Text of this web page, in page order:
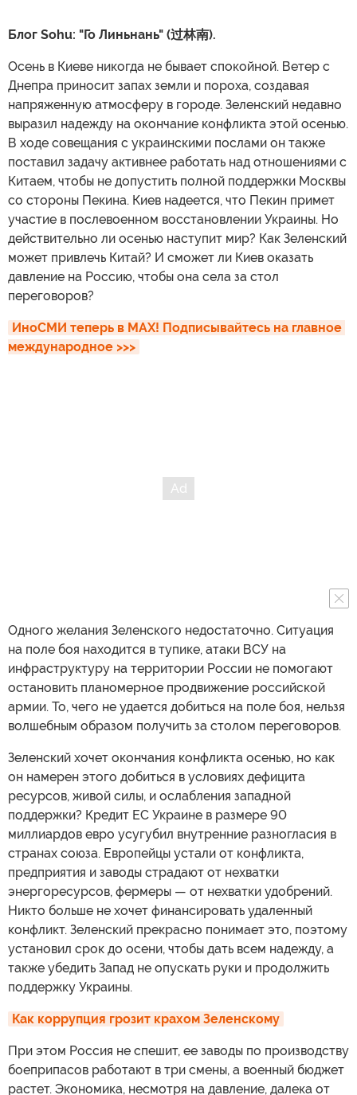
Блог Sohu: "Го Линьнань" (过林南).
Осень в Киеве никогда не бывает спокойной. Ветер с
Днепра приносит запах земли и пороха, создавая
напряженную атмосферу в городе. Зеленский недавно
выразил надежду на окончание конфликта этой осенью.
В ходе совещания с украинскими послами он также
поставил задачу активнее работать над отношениями с
Китаем, чтобы не допустить полной поддержки Москвы
со стороны Пекина. Киев надеется, что Пекин примет
участие в послевоенном восстановлении Украины. Но
действительно ли осенью наступит мир? Как Зеленский
может привлечь Китай? И сможет ли Киев оказать
давление на Россию, чтобы она села за стол
переговоров?
ИноСМИ теперь в MAX! Подписывайтесь на главное
международное >>>
Одного желания Зеленского недостаточно. Ситуация
на поле боя находится в тупике, атаки ВСУ на
инфраструктуру на территории России не помогают
остановить планомерное продвижение российской
армии. То, чего не удается добиться на поле боя, нельзя
волшебным образом получить за столом переговоров.
Зеленский хочет окончания конфликта осенью, но как
он намерен этого добиться в условиях дефицита
ресурсов, живой силы, и ослабления западной
поддержки? Кредит ЕС Украине в размере 90
миллиардов евро усугубил внутренние разногласия в
странах союза. Европейцы устали от конфликта,
предприятия и заводы страдают от нехватки
энергоресурсов, фермеры — от нехватки удобрений.
Никто больше не хочет финансировать удаленный
конфликт. Зеленский прекрасно понимает это, поэтому
установил срок до осени, чтобы дать всем надежду, а
также убедить Запад не опускать руки и продолжить
поддержку Украины.
Как коррупция грозит крахом Зеленскому
При этом Россия не спешит, ее заводы по производству
боеприпасов работают в три смены, а военный бюджет
растет. Экономика, несмотря на давление, далека от